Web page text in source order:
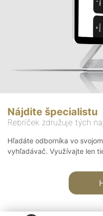
Nájdite špecialistu
Rebríček združuje tých
Hľadáte odborníka vo
vyhľadávač. Využívajte len